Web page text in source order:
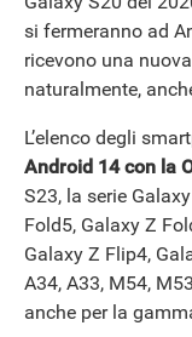
si fermeranno ad
ricevono una
naturalmente,
L’elenco degli
Android 14 con la
S23, la serie
Fold5, Galaxy Z
Galaxy Z Flip4,
A34, A33, M54,
anche per la